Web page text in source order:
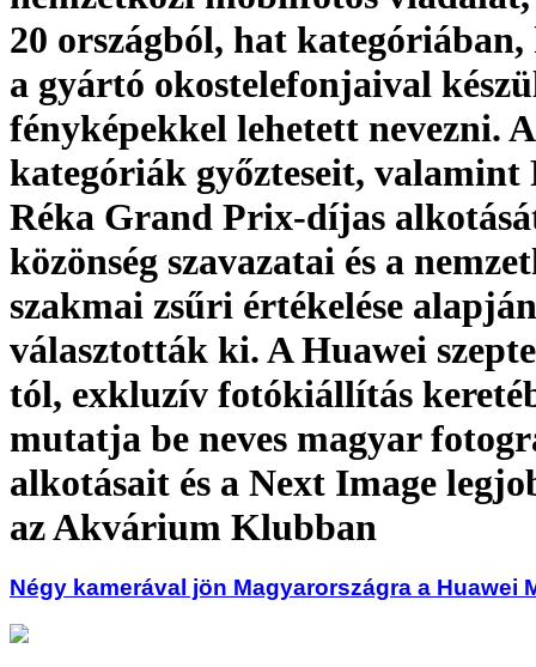
20 országból, hat
a gyártó okostelefonjaival
fényképekkel lehetett nevezni. A
kategóriák győzteseit, valamint
Réka Grand Prix-díjas
közönség szavazatai és a
szakmai zsűri értékelése alapján
választották ki. A Huawei
tól, exkluzív fotókiállítás
mutatja be neves magyar
alkotásait és a Next Image
az Akvárium Klubban
Négy kamerával jön Magyarországra a Huawei